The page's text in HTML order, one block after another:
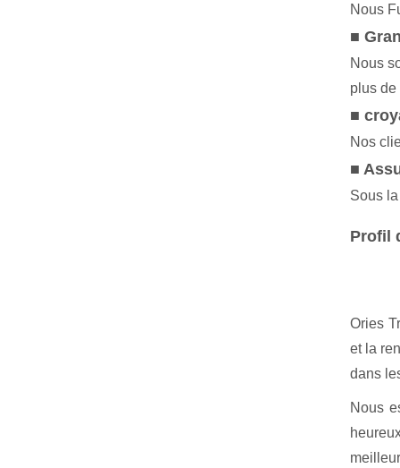
Nous
■
Nous
plus de
■
Nos
■
Sous
Profil
Ories
et la
dans
Nous